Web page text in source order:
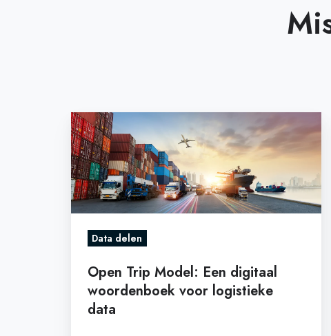
Open
Trip
Model:
Een
digitaal
woordenboek
voor
data
Data delen
Open Trip Model: Een digitaal
woordenboek voor logistieke
data